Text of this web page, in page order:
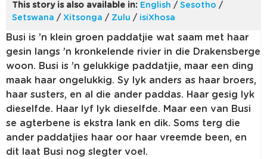
This story is also available in: English / Sesotho /
Setswana / Xitsonga / Zulu / isiXhosa
Busi is ’n klein groen paddatjie wat saam met haar
gesin langs ’n kronkelende rivier in die Drakensberge
woon. Busi is ’n gelukkige paddatjie, maar een ding
maak haar ongelukkig. Sy lyk anders as haar broers,
haar susters, en al die ander paddas. Haar gesig lyk
dieselfde. Haar lyf lyk dieselfde. Maar een van Busi
se agterbene is ekstra lank en dik. Soms terg die
ander paddatjies haar oor haar vreemde been, en
dit laat Busi nog slegter voel.